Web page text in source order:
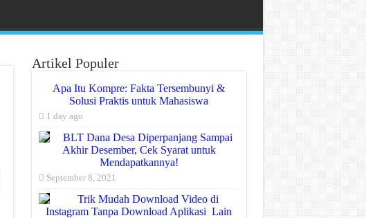
Artikel Populer
Apa Itu Kompre: Fakta Tersembunyi &
Solusi Praktis untuk Mahasiswa
1 day ago
BLT Dana Desa Diperpanjang Sampai
Akhir Desember, Cek Syarat untuk
Mendapatkannya!
September 8, 2021
Trik Mudah Download Video di
Instagram Tanpa Download Aplikasi Lain